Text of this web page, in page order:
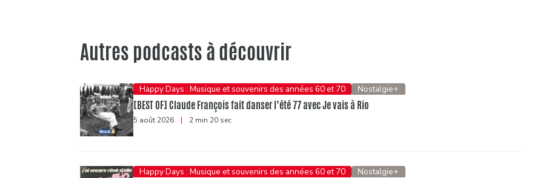
Autres podcasts à découvrir
Happy Days : Musique et souvenirs des années 60 et 70 Nostalgie+
[BEST OF] Claude François fait danser l’été 77 avec Je vais à Rio
5 août 2026 | 2 min 20 sec
Happy Days : Musique et souvenirs des années 60 et 70 Nostalgie+